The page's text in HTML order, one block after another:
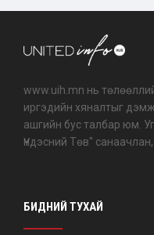
www.uih.mn нь
иргэдийн хяналтыг
ашгийн бус талбар юм.
Үндэсний Төв"
БИДНИЙ ТУХАЙ